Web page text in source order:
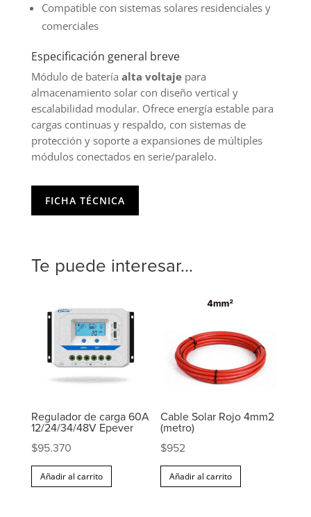
Compatible con sistemas solares residenciales y
comerciales
Especificación general breve
Módulo de batería alta voltajepara
almacenamiento solar con diseño vertical y
escalabilidad modular. Ofrece energía estable para
cargas continuas y respaldo, con sistemas de
protección y soporte a expansiones de múltiples
módulos conectados en serie/paralelo.
FICHA TÉCNICA
Te puede interesar...
Regulador de carga 60A
12/24/34/48V Epever
$95.370
Añadir al carrito
Cable Solar Rojo 4mm2
(metro)
$952
Añadir al carrito